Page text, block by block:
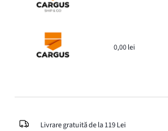
0,00 lei
Livrare gratuită de la 119 Lei